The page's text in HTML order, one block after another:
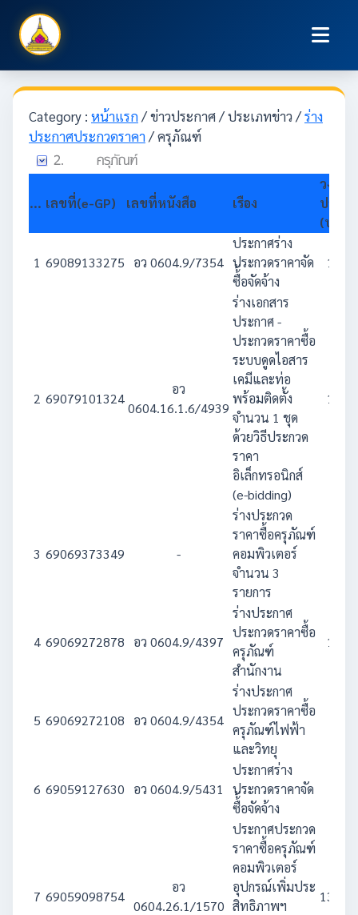
Category : หน้าแรก/ ข่าวประกาศ / ประเภทข่าว /ร่าง
ประกาศประกวดราคา/ ครุภัณฑ์
... เลขที่(e-GP) เลขที่หนังสือ เรือง
วงเงิน
ประม
(บาท)
1 69089133275 อว 0604.9/7354
ประกาศร่าง
ประกวดราคาจัด
ซื้้อจัดจ้าง
2 69079101324
อว
0604.16.1.6/4939
ร่างเอกสาร
ประกาศ -
ประกวดราคาซื้อ
ระบบดูดไอสาร
เคมีและท่อ
พร้อมติดตั้ง
จำนวน 1 ชุด
ด้วยวิธีประกวด
ราคา
อิเล็กทรอนิกส์
(e-bidding)
3 69069373349 -
ร่างประกวด
ราคาซื้อครุภัณฑ์
คอมพิวเตอร์
จำนวน 3
รายการ
4 69069272878 อว 0604.9/4397
ร่างประกาศ
ประกวดราคาซื้อ
ครุภัณฑ์
สำนักงาน
5 69069272108 อว 0604.9/4354
ร่างประกาศ
ประกวดราคาซื้อ
ครุภัณฑ์ไฟฟ้า
และวิทยุ
6 69059127630 อว 0604.9/5431
ประกาศร่าง
ประกวดราคาจัด
ซื้้อจัดจ้าง
7 69059098754
อว
0604.26.1/1570
ประกาศประกวด
ราคาซื้อครุภัณฑ์
คอมพิวเตอร์
อุปกรณ์เพิ่มประ
สิทธิภาพฯ